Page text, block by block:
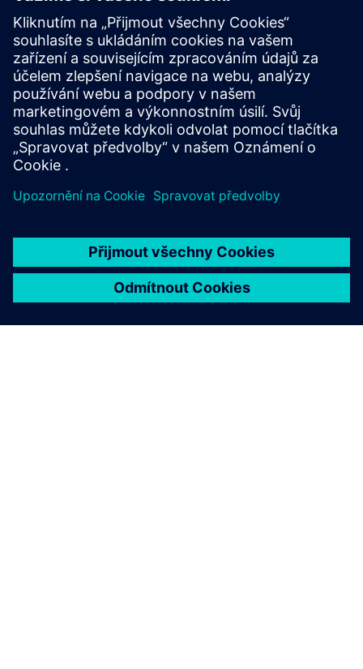
systémy
• Poskytněte kontext a historii pro AI a analytiku
• Kontrola toho, kdo publikuje a spotřebovává
průmyslová data